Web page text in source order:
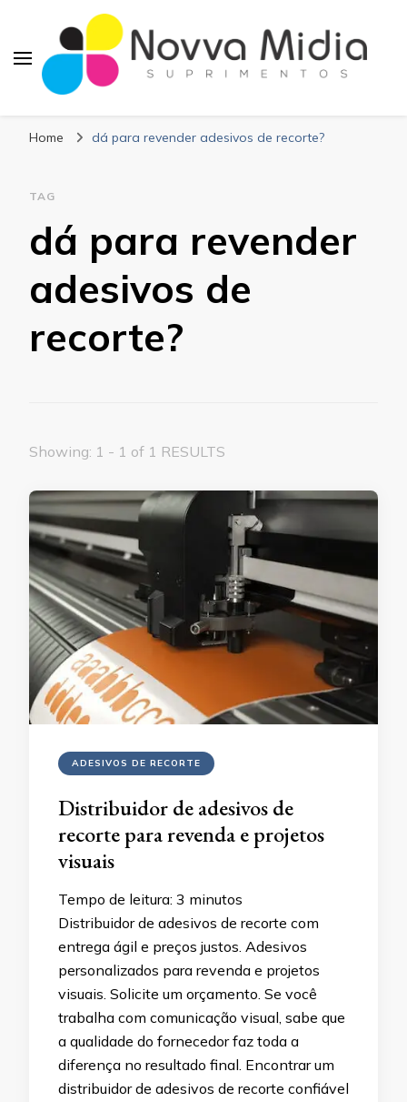
Suprimentos
Home dá para revender adesivos de recorte?
TAG
dá para revender
adesivos de
recorte?
Showing: 1 - 1 of 1 RESULTS
ADESIVOS DE RECORTE
Distribuidor de adesivos de
recorte para revenda e projetos
visuais
Tempo de leitura: 3 minutos
Distribuidor de adesivos de recorte com
entrega ágil e preços justos. Adesivos
personalizados para revenda e projetos
visuais. Solicite um orçamento. Se você
trabalha com comunicação visual, sabe que
a qualidade do fornecedor faz toda a
diferença no resultado final. Encontrar um
distribuidor de adesivos de recorte confiável